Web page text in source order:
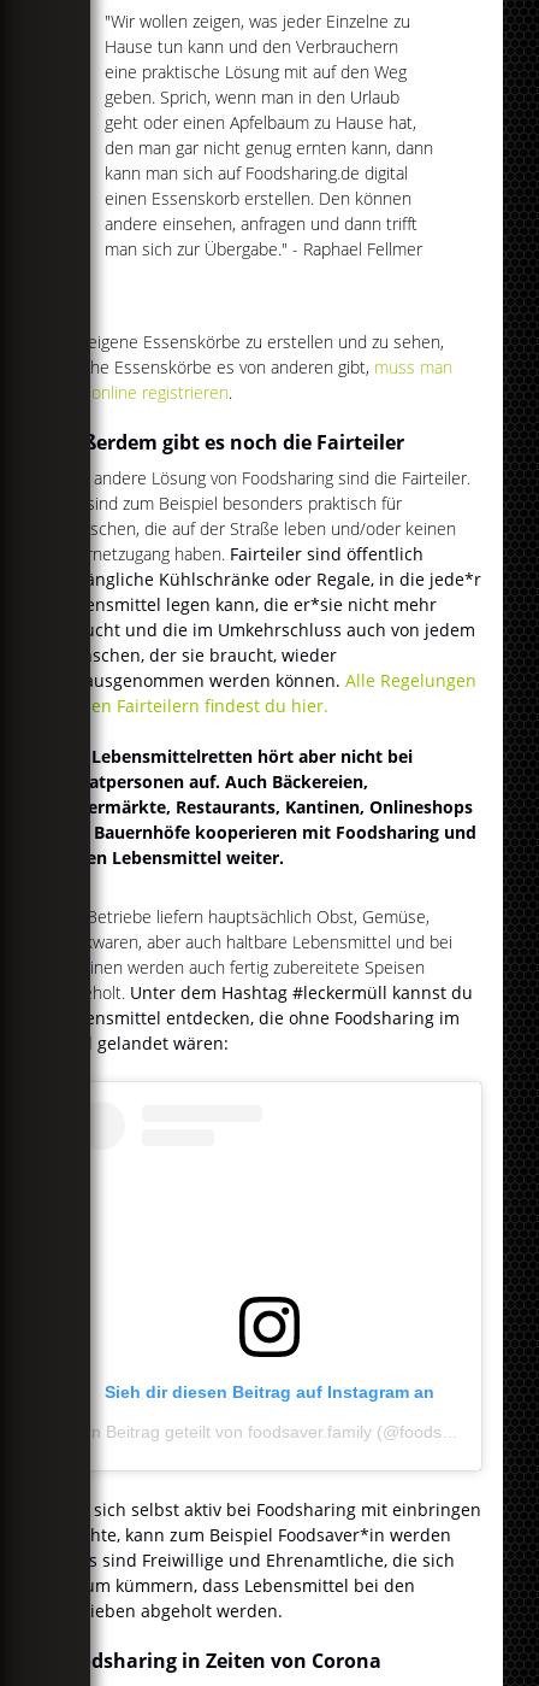
"Wir wollen zeigen, was jeder Einzelne zu
Hause tun kann und den Verbrauchern
eine praktische Lösung mit auf den Weg
geben. Sprich, wenn man in den Urlaub
geht oder einen Apfelbaum zu Hause hat,
den man gar nicht genug ernten kann, dann
kann man sich auf Foodsharing.de digital
einen Essenskorb erstellen. Den können
andere einsehen, anfragen und dann trifft
man sich zur Übergabe." - Raphael Fellmer
Um eigene Essenskörbe zu erstellen und zu sehen,
welche Essenskörbe es von anderen gibt, muss man
sich online registrieren.
Außerdem gibt es noch die Fairteiler
Eine andere Lösung von Foodsharing sind die Fairteiler.
Die sind zum Beispiel besonders praktisch für
Menschen, die auf der Straße leben und/oder keinen
Internetzugang haben. Fairteiler sind öffentlich
zugängliche Kühlschränke oder Regale, in die jede*r
Lebensmittel legen kann, die er*sie nicht mehr
braucht und die im Umkehrschluss auch von jedem
Menschen, der sie braucht, wieder
herausgenommen werden können.Alle Regelungen
zu den Fairteilern findest du hier.
Das Lebensmittelretten hört aber nicht bei
Privatpersonen auf. Auch Bäckereien,
Supermärkte, Restaurants, Kantinen, Onlineshops
und Bauernhöfe kooperieren mit Foodsharing und
geben Lebensmittel weiter.
Die Betriebe liefern hauptsächlich Obst, Gemüse,
Backwaren, aber auch haltbare Lebensmittel und bei
Kantinen werden auch fertig zubereitete Speisen
abgeholt. Unter dem Hashtag #leckermüll kannst du
Lebensmittel entdecken, die ohne Foodsharing im
Müll gelandet wären:
Sieh dir diesen Beitrag auf Instagram an
Wer sich selbst aktiv bei Foodsharing mit einbringen
möchte, kann zum Beispiel Foodsaver*in werden
- Das sind Freiwillige und Ehrenamtliche, die sich
darum kümmern, dass Lebensmittel bei den
Betrieben abgeholt werden.
Foodsharing in Zeiten von Corona